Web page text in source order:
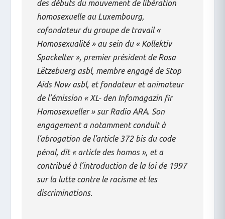
des débuts du mouvement de libération
homosexuelle au Luxembourg,
cofondateur du groupe de travail «
Homosexualité » au sein du « Kollektiv
Spackelter », premier président de Rosa
Lëtzebuerg asbl, membre engagé de Stop
Aids Now asbl, et fondateur et animateur
de l’émission « XL- den Infomagazin fir
Homosexueller » sur Radio ARA. Son
engagement a notamment conduit à
l’abrogation de l’article 372 bis du code
pénal, dit « article des homos », et a
contribué à l’introduction de la loi de 1997
sur la lutte contre le racisme et les
discriminations.